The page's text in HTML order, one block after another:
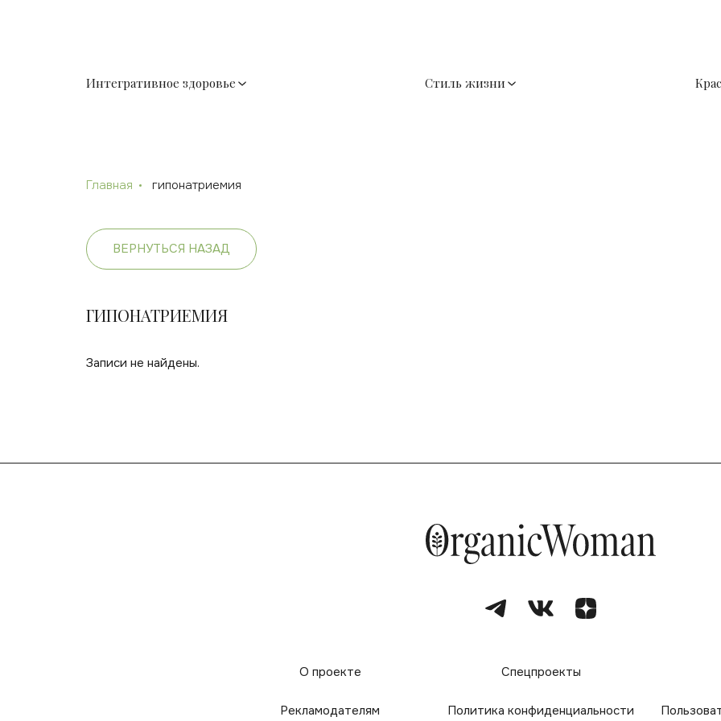
Интегративное здоровье Стиль жизни
Главная гипонатриемия
ВЕРНУТЬСЯ НАЗАД
ГИПОНАТРИЕМИЯ
Записи не найдены.
О проекте Спецпроекты
Рекламодателям Политика конфиденциальности